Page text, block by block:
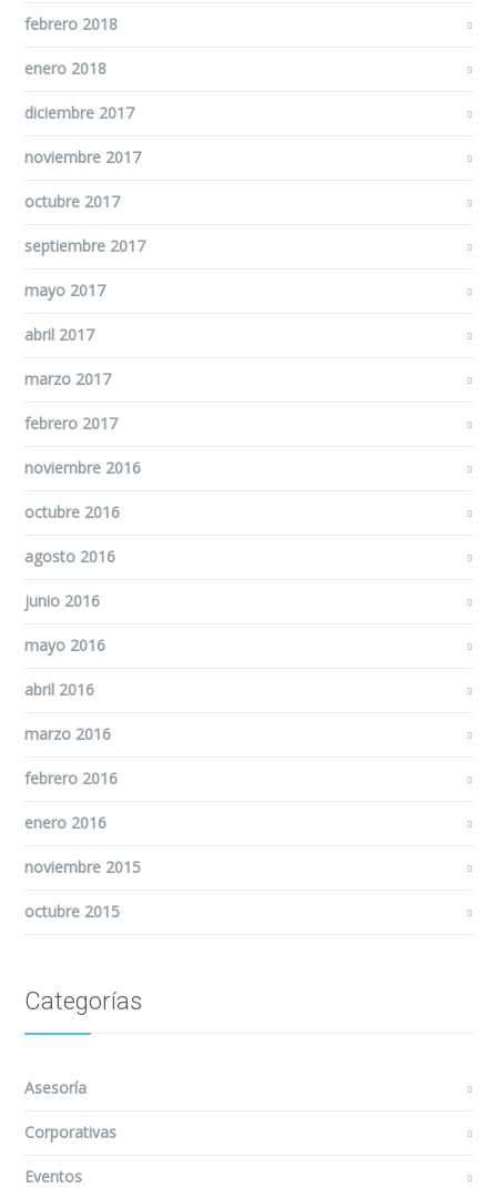
febrero 2018
enero 2018
diciembre 2017
noviembre 2017
octubre 2017
septiembre 2017
mayo 2017
abril 2017
marzo 2017
febrero 2017
noviembre 2016
octubre 2016
agosto 2016
junio 2016
mayo 2016
abril 2016
marzo 2016
febrero 2016
enero 2016
noviembre 2015
octubre 2015
Categorías
Asesoría
Corporativas
Eventos